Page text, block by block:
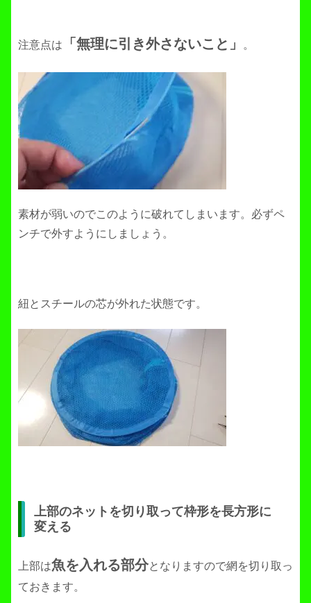
注意点は 「無理に引き外さないこと」 。
素材が弱いのでこのように破れてしまいます。必ずペ
ンチで外すようにしましょう。
紐とスチールの芯が外れた状態です。
上部のネットを切り取って枠形を長方形に
変える
上部は魚を入れる部分となりますので網を切り取っ
ておきます。